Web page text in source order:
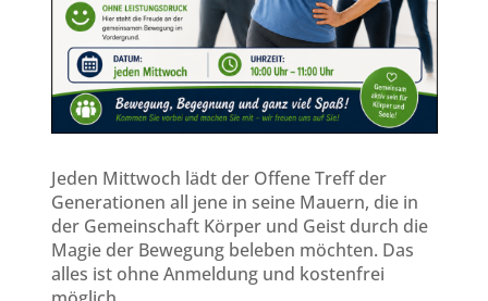
Jeden Mittwoch lädt der Offene Treff der
Generationen all jene in seine Mauern, die in
der Gemeinschaft Körper und Geist durch die
Magie der Bewegung beleben möchten. Das
alles ist ohne Anmeldung und kostenfrei